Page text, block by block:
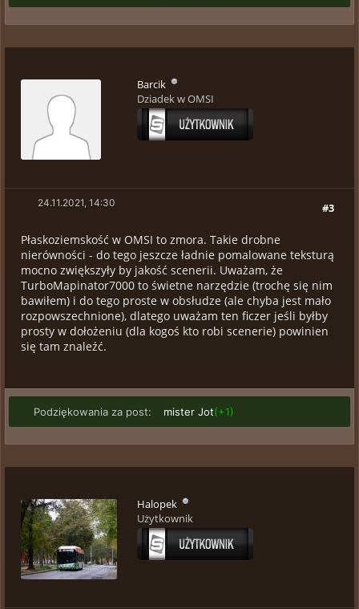
Barcik
Dziadek w OMSI
#3
24.11.2021, 14:30
Płaskoziemskość w OMSI to zmora. Takie drobne
nierówności - do tego jeszcze ładnie pomalowane teksturą
mocno zwiększyły by jakość scenerii. Uważam, że
TurboMapinator7000 to świetne narzędzie (trochę się nim
bawiłem) i do tego proste w obsłudze (ale chyba jest mało
rozpowszechnione), dlatego uważam ten ficzer jeśli byłby
prosty w dołożeniu (dla kogoś kto robi scenerie) powinien
się tam znaleźć.
Podziękowania za post: mister Jot(+1)
Halopek
Użytkownik